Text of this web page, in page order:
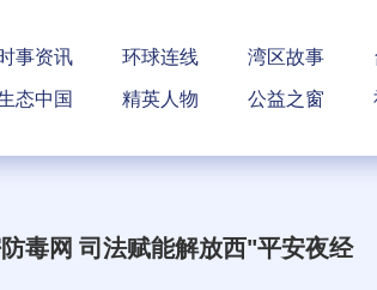
事资讯 环球连线 湾区故事
态中国
精英人物 公益之窗
毒网 司法赋能解放西"平安夜经